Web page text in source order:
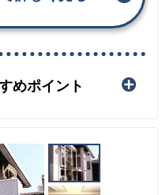
めポイント